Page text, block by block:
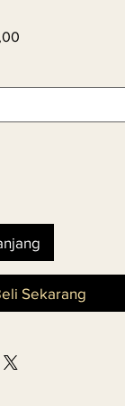
Sekarang